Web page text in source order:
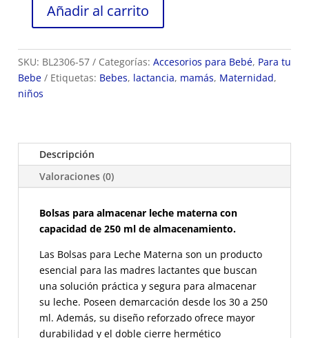
Leche
Materna
ref
BL2306-
Añadir al carrito
SKU: BL2306-57 Categorías: Accesorios para Bebé, Para tu
Bebe
Etiquetas: Bebes, lactancia, mamás, Maternidad,
niños
Descripción
Valoraciones (0)
Bolsas para almacenar leche materna con
capacidad de 250 ml de almacenamiento.
Las Bolsas para Leche Materna son un producto
esencial para las madres lactantes que buscan
una solución práctica y segura para almacenar
su leche. Poseen demarcación desde los 30 a 250
ml. Además, su diseño reforzado ofrece mayor
durabilidad y el doble cierre hermético